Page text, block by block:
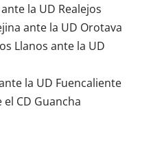
la UD Realejos
ante la UD Orotava
Llanos ante la UD
la UD Fuencaliente
el CD Guancha